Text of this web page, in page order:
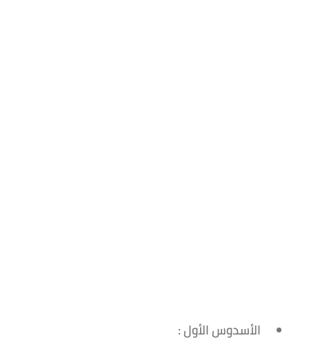
الأسدوس الأول :